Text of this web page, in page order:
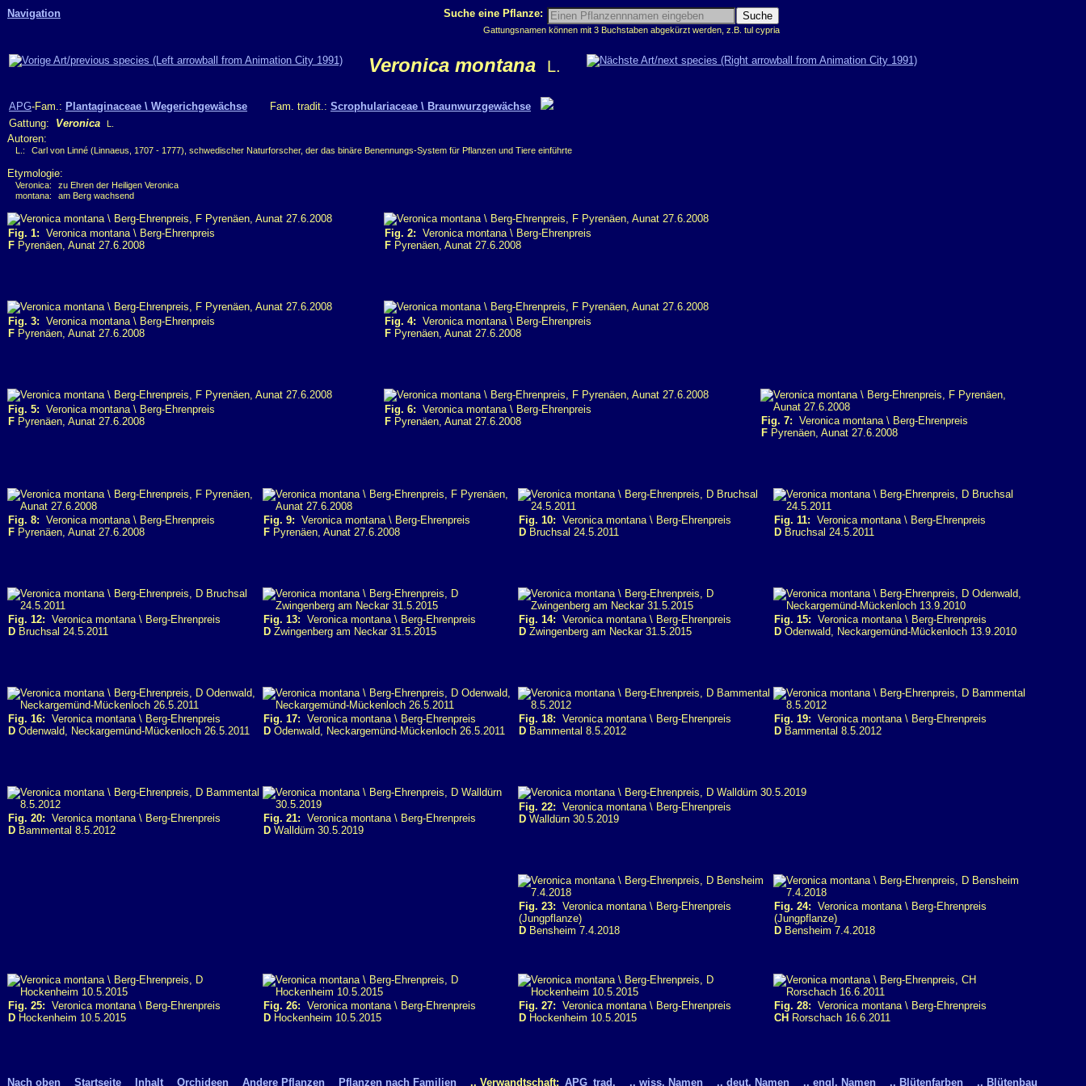
Navigation Suche eine Pflanze:
Gattungsnamen können mit 3 Buchstaben abgekürzt werden, z.B. tul cypria
Veronica montana L.
APG-Fam.: Plantaginaceae \ Wegerichgewächse Fam. tradit.: Scrophulariaceae \ Braunwurzgewächse
Gattung: Veronica L.
Autoren:
L.: Carl von Linné (Linnaeus, 1707 - 1777), schwedischer Naturforscher, der das binäre Benennungs-System für Pflanzen und Tiere einführte
Etymologie:
Veronica:
zu Ehren der Heiligen Veronica
montana:
am Berg wachsend
Fig. 1: Veronica montana \ Berg-Ehrenpreis
F Pyrenäen, Aunat 27.6.2008
Fig. 2: Veronica montana \ Berg-Ehrenpreis
F Pyrenäen, Aunat 27.6.2008
Fig. 3: Veronica montana \ Berg-Ehrenpreis
F Pyrenäen, Aunat 27.6.2008
Fig. 4: Veronica montana \ Berg-Ehrenpreis
F Pyrenäen, Aunat 27.6.2008
Fig. 5: Veronica montana \ Berg-Ehrenpreis
F Pyrenäen, Aunat 27.6.2008
Fig. 6: Veronica montana \ Berg-Ehrenpreis
F Pyrenäen, Aunat 27.6.2008 Fig. 7: Veronica montana \ Berg-Ehrenpreis
F Pyrenäen, Aunat 27.6.2008
Fig. 8: Veronica montana \ Berg-Ehrenpreis
F Pyrenäen, Aunat 27.6.2008
Fig. 9: Veronica montana \ Berg-Ehrenpreis
F Pyrenäen, Aunat 27.6.2008
Fig. 10: Veronica montana \ Berg-Ehrenpreis
D Bruchsal 24.5.2011
Fig. 11: Veronica montana \ Berg-Ehrenpreis
D Bruchsal 24.5.2011
Fig. 12: Veronica montana \ Berg-Ehrenpreis
D Bruchsal 24.5.2011
Fig. 13: Veronica montana \ Berg-Ehrenpreis
D Zwingenberg am Neckar 31.5.2015
Fig. 14: Veronica montana \ Berg-Ehrenpreis
D Zwingenberg am Neckar 31.5.2015
Fig. 15: Veronica montana \ Berg-Ehrenpreis
D Odenwald, Neckargemünd-Mückenloch 13.9.2010
Fig. 16: Veronica montana \ Berg-Ehrenpreis
D Odenwald, Neckargemünd-Mückenloch 26.5.2011
Fig. 17: Veronica montana \ Berg-Ehrenpreis
D Odenwald, Neckargemünd-Mückenloch 26.5.2011
Fig. 18: Veronica montana \ Berg-Ehrenpreis
D Bammental 8.5.2012
Fig. 19: Veronica montana \ Berg-Ehrenpreis
D Bammental 8.5.2012
Fig. 20: Veronica montana \ Berg-Ehrenpreis
D Bammental 8.5.2012
Fig. 21: Veronica montana \ Berg-Ehrenpreis
D Walldürn 30.5.2019
Fig. 22: Veronica montana \ Berg-Ehrenpreis
D Walldürn 30.5.2019
Fig. 23: Veronica montana \ Berg-Ehrenpreis
(Jungpflanze)
D Bensheim 7.4.2018
Fig. 24: Veronica montana \ Berg-Ehrenpreis
(Jungpflanze)
D Bensheim 7.4.2018
Fig. 25: Veronica montana \ Berg-Ehrenpreis
D Hockenheim 10.5.2015
Fig. 26: Veronica montana \ Berg-Ehrenpreis
D Hockenheim 10.5.2015
Fig. 27: Veronica montana \ Berg-Ehrenpreis
D Hockenheim 10.5.2015
Fig. 28: Veronica montana \ Berg-Ehrenpreis
CH Rorschach 16.6.2011
Nach oben Startseite Inhalt Orchideen Andere Pflanzen Pflanzen nach Familien .. Verwandtschaft: APG trad. .. wiss. Namen .. deut. Namen .. engl. Namen .. Blütenfarben .. Blütenbau